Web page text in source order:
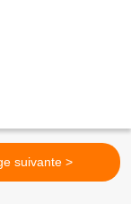
suivante >